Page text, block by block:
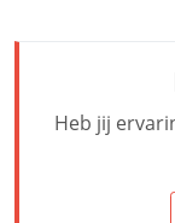
Heb jij